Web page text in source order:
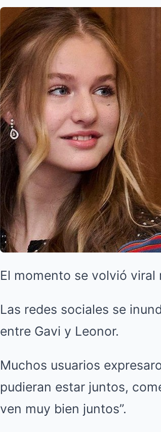
El momento se volvió viral
Las redes sociales se
entre Gavi y Leonor.
Muchos usuarios
pudieran estar juntos,
ven muy bien juntos”.